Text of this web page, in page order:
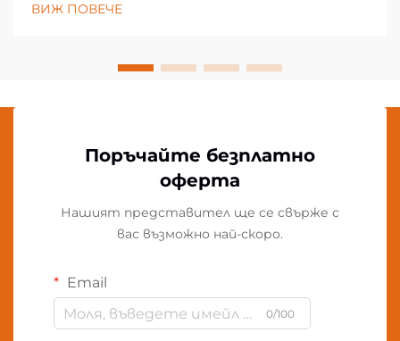
ВИЖ ПОВЕЧЕ
Поръчайте безплатно
оферта
Нашият представител ще се свърже с
вас възможно най-скоро.
Email
0/100